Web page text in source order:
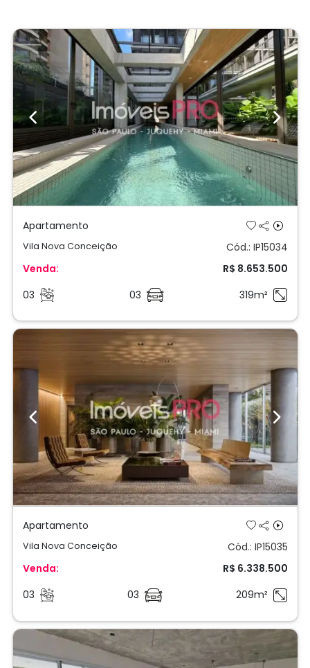
Previous Next
Apartamento
Vila Nova Conceição
Cód.: IP15034
Venda:
R$ 8.653.500
03
03 319m²
Previous Next
Apartamento
Vila Nova Conceição
Cód.: IP15035
Venda:
R$ 6.338.500
03
03 209m²